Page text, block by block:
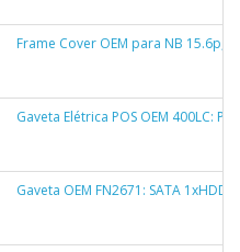
Frame Cover OEM para NB 15.6p,
Gaveta Elétrica POS OEM 400LC:
Gaveta OEM FN2671: SATA